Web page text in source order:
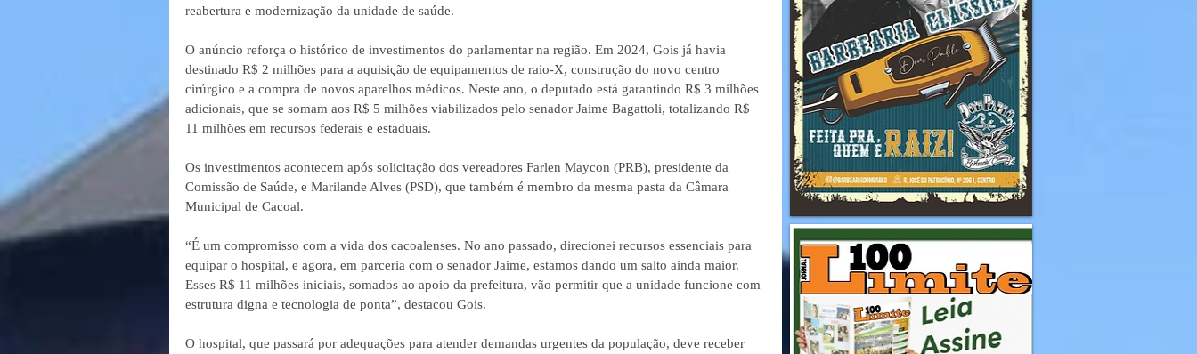
reabertura e modernização da unidade de saúde.
O anúncio reforça o histórico de investimentos do parlamentar na região. Em 2024, Gois já havia
destinado R$ 2 milhões para a aquisição de equipamentos de raio-X, construção do novo centro
cirúrgico e a compra de novos aparelhos médicos. Neste ano, o deputado está garantindo R$ 3 milhões
adicionais, que se somam aos R$ 5 milhões viabilizados pelo senador Jaime Bagattoli, totalizando R$
11 milhões em recursos federais e estaduais.
Os investimentos acontecem após solicitação dos vereadores Farlen Maycon (PRB), presidente da
Comissão de Saúde, e Marilande Alves (PSD), que também é membro da mesma pasta da Câmara
Municipal de Cacoal.
“É um compromisso com a vida dos cacoalenses. No ano passado, direcionei recursos essenciais para
equipar o hospital, e agora, em parceria com o senador Jaime, estamos dando um salto ainda maior.
Esses R$ 11 milhões iniciais, somados ao apoio da prefeitura, vão permitir que a unidade funcione com
estrutura digna e tecnologia de ponta”, destacou Gois.
O hospital, que passará por adequações para atender demandas urgentes da população, deve receber